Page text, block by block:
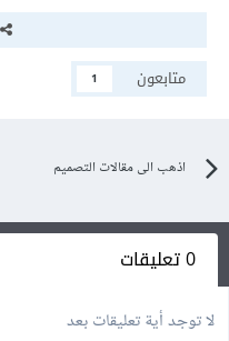
متابعون
1
اذهب الى مقالات التصميم
0 تعليقات
لا توجد أية تعليقات بعد